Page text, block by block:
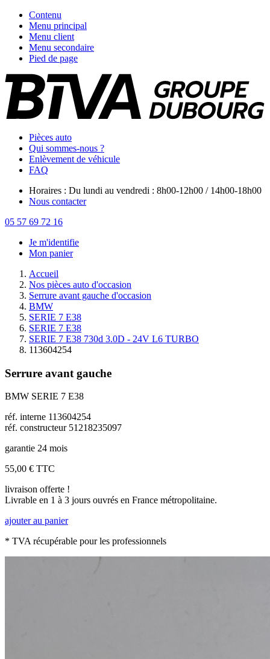
Contenu
Menu principal
Menu client
Menu secondaire
Pied de page
Pièces auto
Qui sommes-nous ?
Enlèvement de véhicule
FAQ
Horaires : Du lundi au vendredi : 8h00-12h00 / 14h00-18h00
Nous contacter
05 57 69 72 16
Je m'identifie
Mon panier
Accueil
Nos pièces auto d'occasion
Serrure avant gauche d'occasion
BMW
SERIE 7 E38
SERIE 7 E38
SERIE 7 E38 730d 3.0D - 24V L6 TURBO
113604254
Serrure avant gauche
BMW SERIE 7 E38
réf. interne 113604254
réf. constructeur 51218235097
garantie 24 mois
55,00 € TTC
livraison offerte !
Livrable en 1 à 3 jours ouvrés en France métropolitaine.
ajouter au panier
* TVA récupérable pour les professionnels